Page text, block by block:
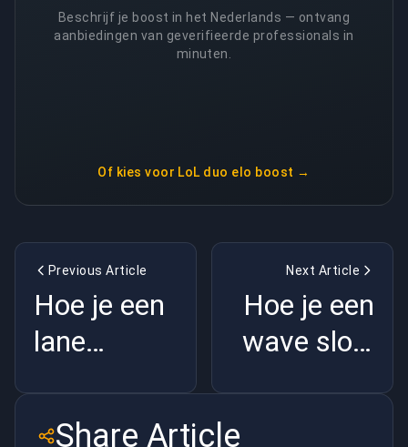
Beschrijf je boost in het Nederlands — ontvang
aanbiedingen van geverifieerde professionals in
minuten.
Of kies voor LoL duo elo boost →
Previous Article
Hoe je een
lane
LoL (basis
Next Article
Hoe je een
wave slow
Share Article